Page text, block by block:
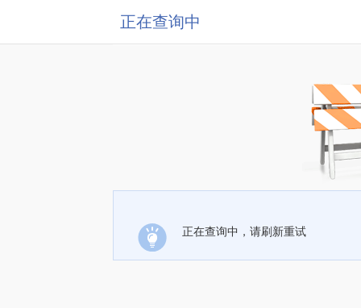
正在查询中
正在查询中，请刷新重试